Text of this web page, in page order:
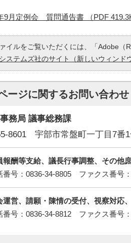
9月定例会 質問通告書 （PDF
イルをご覧いただくには、「Adobe
ステムズ社のサイト（新しいウィンド
ージに関するお問い合わせ
務局 議事総務課
8601 宇部市常盤町一丁目7番
報酬等支給、議長行事調整、その他
番号：0836-34-8805 ファクス番号
運営、請願・陳情の受付、視察対応
番号：0836-34-8812 ファクス番号